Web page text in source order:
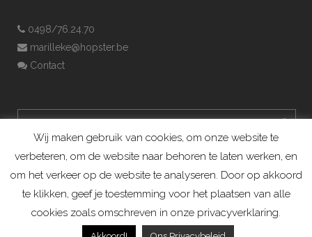
0498/76.24.70
marilleke@hopster.be
Contact
Konijnenadviesbureau Hopster ©2019
Wij maken gebruik van cookies, om onze website te
verbeteren, om de website naar behoren te laten werken, en
om het verkeer op de website te analyseren. Door op akkoord
te klikken, geef je toestemming voor het plaatsen van alle
cookies zoals omschreven in onze privacyverklaring.